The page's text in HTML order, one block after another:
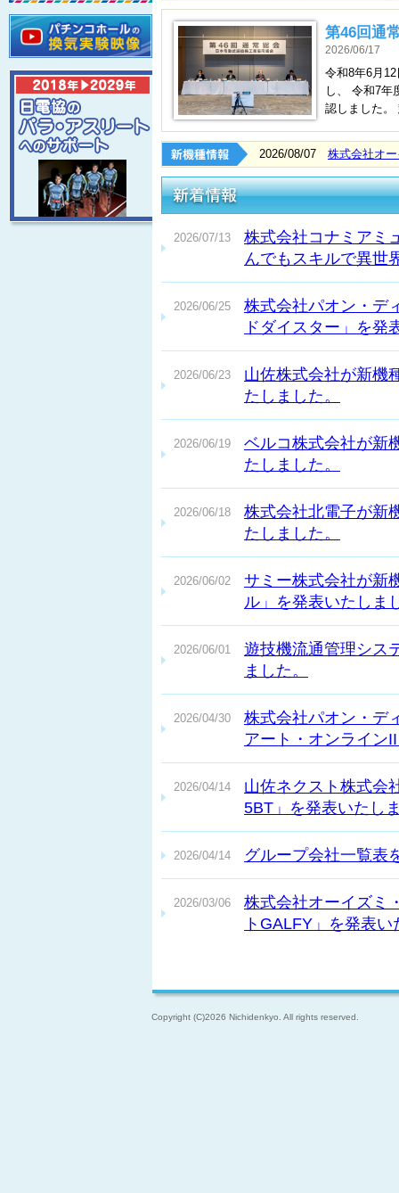
第46回通
2026/06/17
令和8年6月
し、 令和7年
認しました。
2026/08/07 株式会社オ
2026/07/13
株式会社コナミアミ
んでもスキルで異世
2026/06/25
株式会社パオン・デ
ドダイスター」を発
2026/06/23
山佐株式会社が新機
たしました。
2026/06/19
ベルコ株式会社が新
たしました。
2026/06/18
株式会社北電子が新
たしました。
2026/06/02
サミー株式会社が新
ル」を発表いたしま
2026/06/01
遊技機流通管理シス
ました。
2026/04/30
株式会社パオン・デ
アート・オンライン
2026/04/14
山佐ネクスト株式会
5BT」を発表いたし
2026/04/14 グループ会社一覧表
2026/03/06
株式会社オーイズミ
トGALFY」を発表
エース2」を発表い
Copyright (C)2026 Nichidenkyo. All rights reserved.